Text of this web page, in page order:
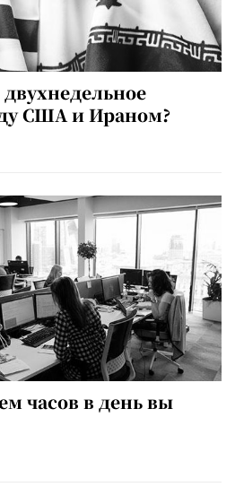
США и Ираном?
часов в день вы